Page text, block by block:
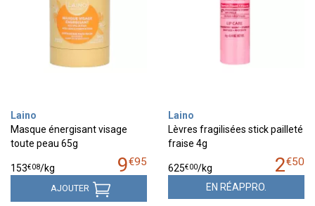
Laino
Masque énergisant visage
toute peau 65g
9€95
153€08/kg
AJOUTER
Laino
Lèvres fragilisées stick pailleté
fraise 4g
2€50
625€00/kg
EN RÉAPPRO.